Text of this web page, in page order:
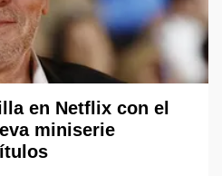
en Netflix con el
miniserie